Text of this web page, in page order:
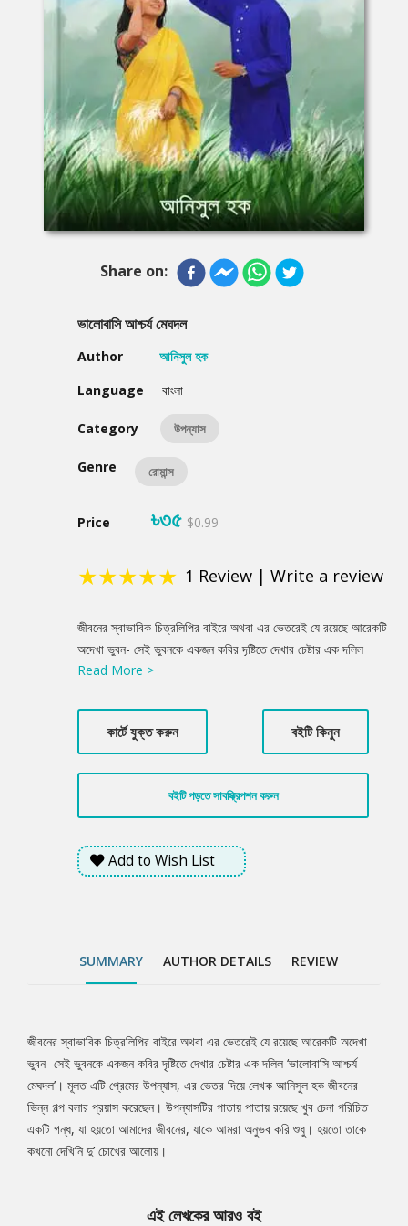
Share on:
ভালোবাসি আশ্চর্য মেঘদল
Author
আনিসুল হক
Language
বাংলা
Category উপন্যাস
Genre রোমান্স
Price ৳৩৫ $0.99
★★★★★ 1 Review | Write a review
Product
Summery
জীবনের স্বাভাবিক চিত্রলিপির বাইরে অথবা এর ভেতরেই যে রয়েছে আরেকটি
অদেখা ভুবন- সেই ভুবনকে একজন কবির দৃষ্টিতে দেখার চেষ্টার এক দলিল
‘ভালোবাসি আশ্চর্য মেঘদল’। মূলত এটি প্রেমের উপন্যাস, এর ভেতর দিয়ে
পাতায় পাতায় রয়েছে খুব চেনা পরিচিত একটি গন্ধ, যা হয়তো আমাদের জীবনের,
যাকে আমরা অনুভব করি শুধু। হয়তো তাকে কখনো দেখিনি দু’ চোখের আলোয়।
Read More >
কার্টে যুক্ত করুন বইটি কিনুন
বইটি পড়তে সাবস্ক্রিপশন করুন
Add to Wish List
SUMMARY AUTHOR DETAILS REVIEW
Tab
Article
জীবনের স্বাভাবিক চিত্রলিপির বাইরে অথবা এর ভেতরেই যে রয়েছে আরেকটি অদেখা
ভুবন- সেই ভুবনকে একজন কবির দৃষ্টিতে দেখার চেষ্টার এক দলিল ‘ভালোবাসি আশ্চর্য
মেঘদল’। মূলত এটি প্রেমের উপন্যাস, এর ভেতর দিয়ে লেখক আনিসুল হক জীবনের
ভিন্ন গল্প বলার প্রয়াস করেছেন। উপন্যাসটির পাতায় পাতায় রয়েছে খুব চেনা পরিচিত
একটি গন্ধ, যা হয়তো আমাদের জীবনের, যাকে আমরা অনুভব করি শুধু। হয়তো তাকে
কখনো দেখিনি দু’ চোখের আলোয়।
এই লেখকের আরও বই